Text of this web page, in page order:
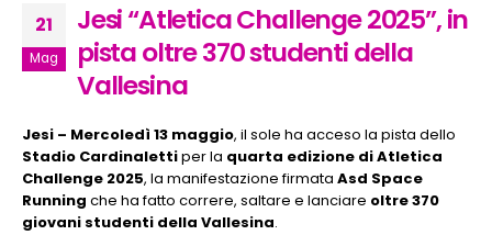
21
Mag
Jesi “Atletica Challenge 2025”, in
pista oltre 370 studenti della
Vallesina
Jesi – Mercoledì 13 maggio, il sole ha acceso la pista dello
Stadio Cardinalettiper la quarta edizione di Atletica
Challenge 2025, la manifestazione firmata Asd Space
Running che ha fatto correre, saltare e lanciare oltre 370
giovani studenti della Vallesina.